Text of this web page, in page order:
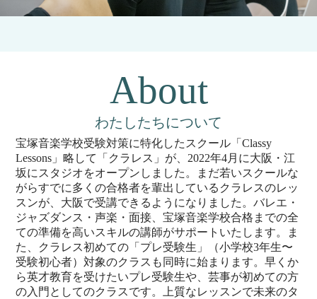
About
わたしたちについて
宝塚音楽学校受験対策に特化したスクール「Classy
Lessons」略して「クラレス」が、2022年4月に大阪・江
坂にスタジオをオープンしました。まだ若いスクールな
がらすでに多くの合格者を輩出しているクラレスのレッ
スンが、大阪で受講できるようになりました。バレエ・
ジャズダンス・声楽・面接、宝塚音楽学校合格までの全
ての準備を高いスキルの講師がサポートいたします。ま
た、クラレス初めての「プレ受験生」（小学校3年生〜
受験初心者）対象のクラスも同時に始まります。早くか
ら英才教育を受けたいプレ受験生や、芸事が初めての方
の入門としてのクラスです。上質なレッスンで未来のタ